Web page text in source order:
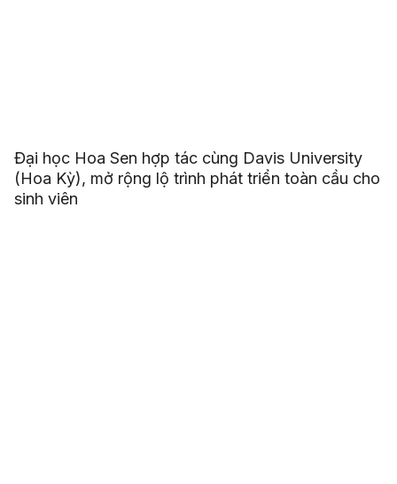
Đại học Hoa Sen hợp tác cùng Davis University
(Hoa Kỳ), mở rộng lộ trình phát triển toàn cầu cho
sinh viên